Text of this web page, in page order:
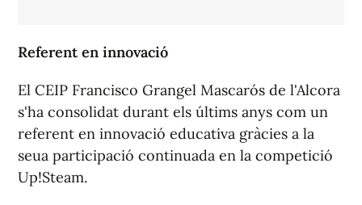
Referent en innovació
El CEIP Francisco Grangel Mascarós de l'Alcora
s'ha consolidat durant els últims anys com un
referent en innovació educativa gràcies a la
seua participació continuada en la competició
Up!Steam.